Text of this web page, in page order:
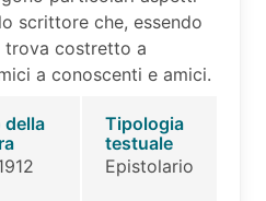
scrittore che, essendo
trova costretto a
a conoscenti e amici.
della
Tipologia
testuale
Epistolario